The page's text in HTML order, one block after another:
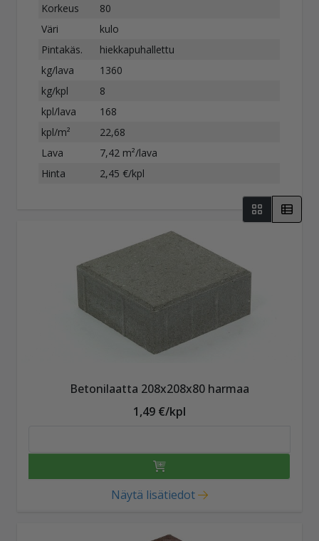
Korkeus
80
Väri
kulo
Pintakäs.
hiekkapuhallettu
kg/lava
1360
kg/kpl
8
kpl/lava
168
kpl/m²
22,68
Lava
7,42 m²/lava
Hinta
2,45 €/kpl
Betonilaatta 208x208x80 harmaa
1,49 €/kpl
Näytä lisätiedot